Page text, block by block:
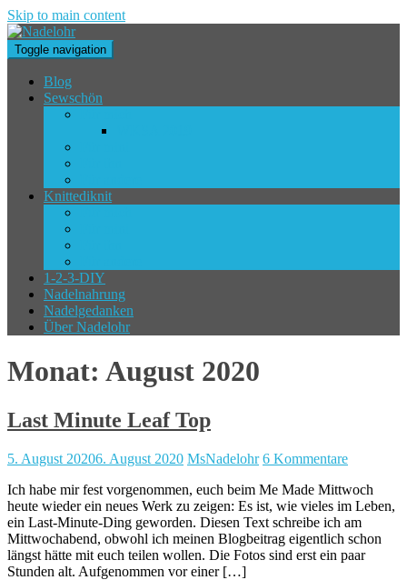
Skip to main content
Toggle navigation
Blog
Sewschön
Knittediknit
1-2-3-DIY
Nadelnahrung
Nadelgedanken
Über Nadelohr
Monat: August 2020
Last Minute Leaf Top
5. August 20206. August 2020 MsNadelohr 6 Kommentare
Ich habe mir fest vorgenommen, euch beim Me Made Mittwoch
heute wieder ein neues Werk zu zeigen: Es ist, wie vieles im Leben,
ein Last-Minute-Ding geworden. Diesen Text schreibe ich am
Mittwochabend, obwohl ich meinen Blogbeitrag eigentlich schon
längst hätte mit euch teilen wollen. Die Fotos sind erst ein paar
Stunden alt. Aufgenommen vor einer […]